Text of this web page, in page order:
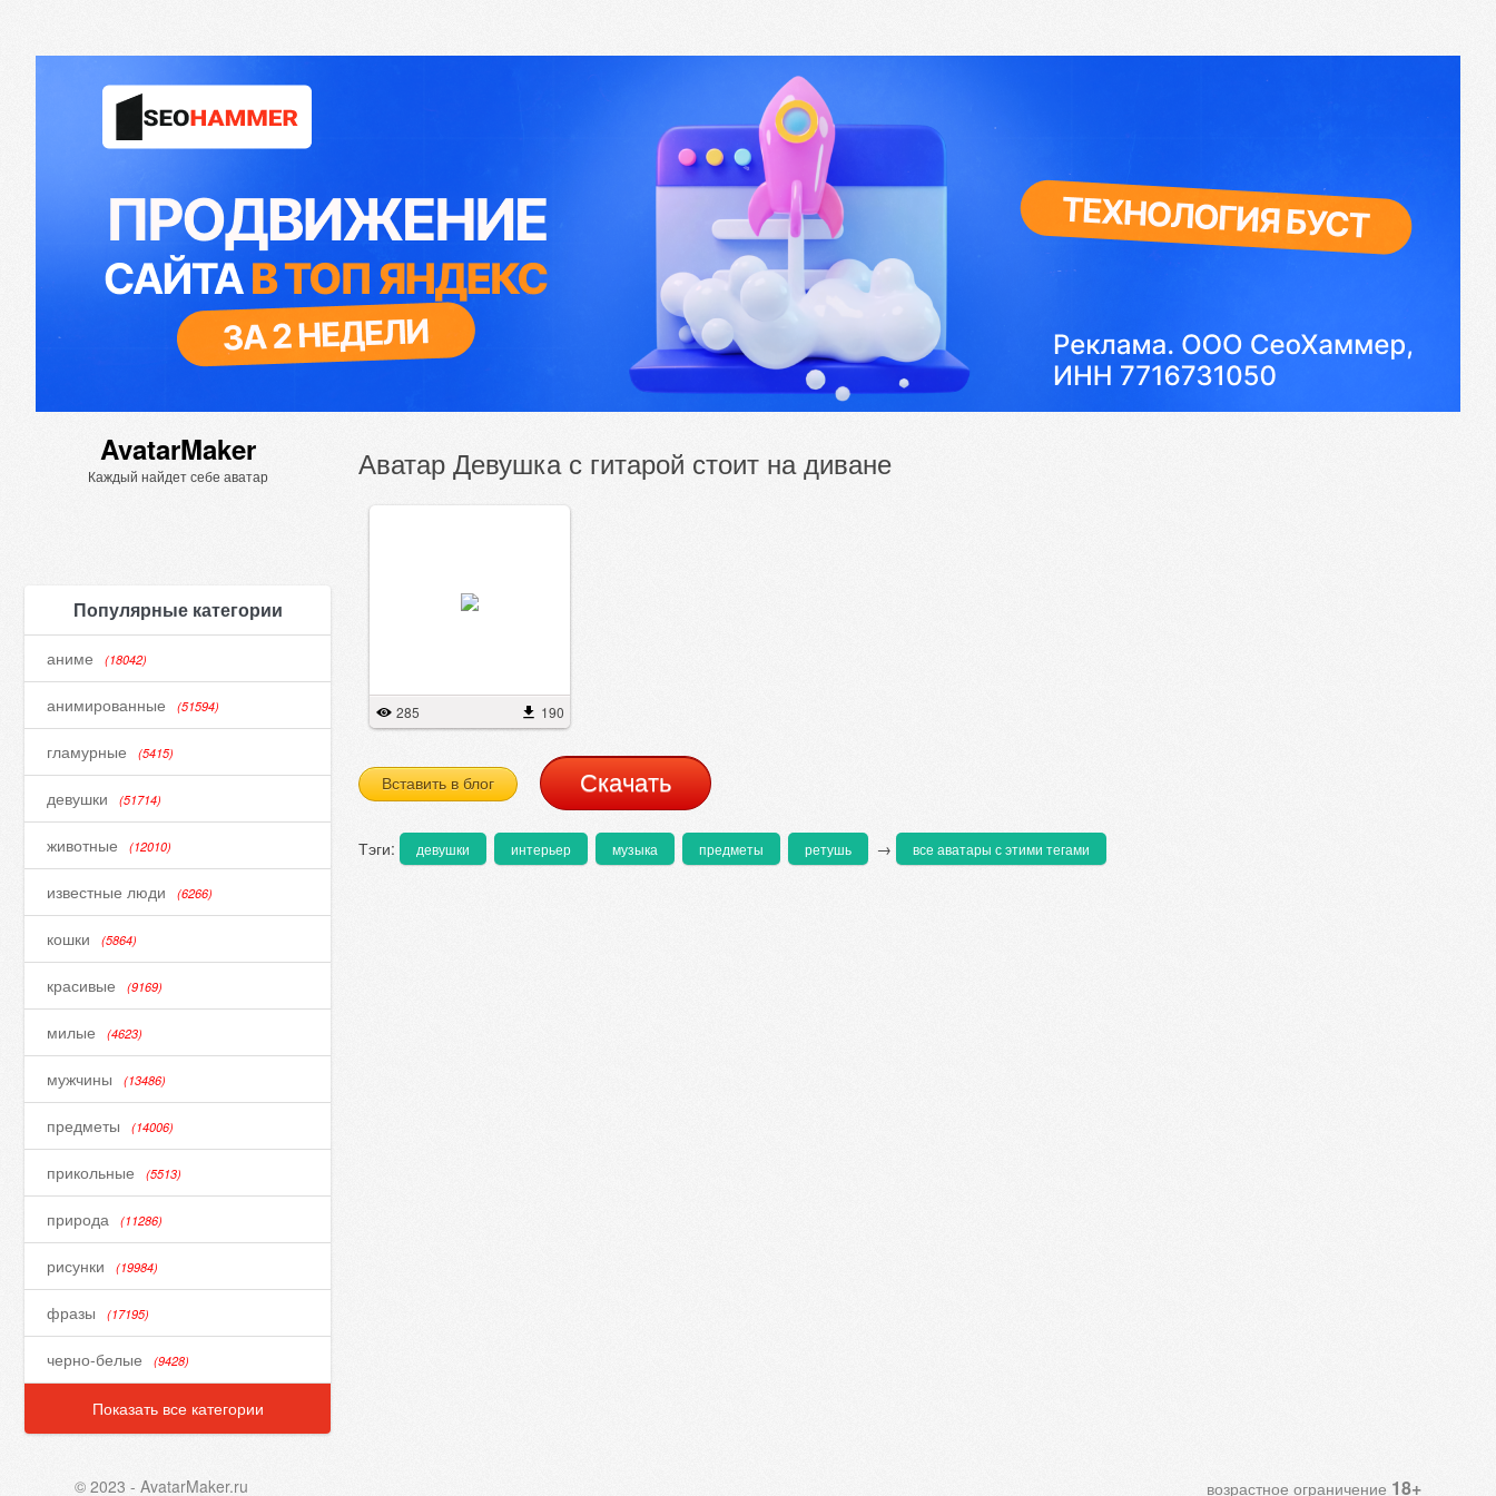
AvatarMaker
Каждый найдет себе аватар
Популярные категории
аниме (18042)
анимированные (51594)
гламурные (5415)
девушки (51714)
животные (12010)
известные люди (6266)
кошки (5864)
красивые (9169)
милые (4623)
мужчины (13486)
предметы (14006)
прикольные (5513)
природа (11286)
рисунки (19984)
фразы (17195)
черно-белые (9428)
Показать все категории
Аватар Девушка с гитарой стоит на диване
285 190
Вставить в блог Cкачать
Тэги: девушки интерьер музыка предметы ретушь → все аватары с этими тегами
© 2023 - AvatarMaker.ru возрастное ограничение 18+